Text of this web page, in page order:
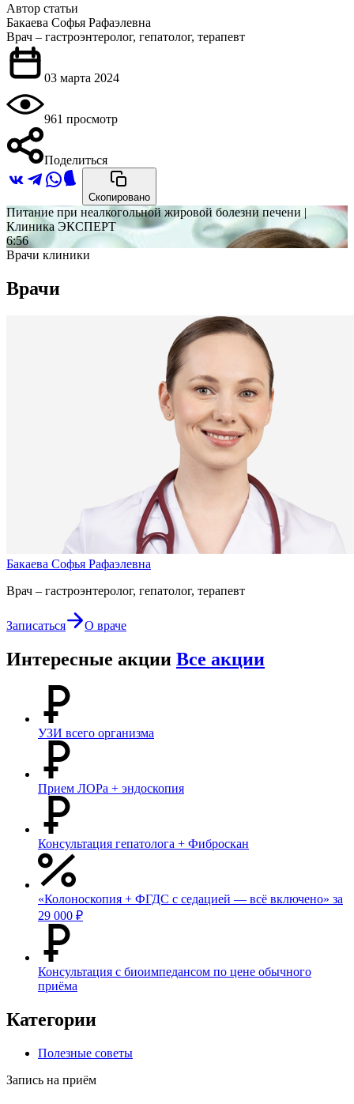
Автор статьи
Бакаева Софья Рафаэлевна
Врач – гастроэнтеролог, гепатолог, терапевт
03 марта 2024
961 просмотр
Поделиться
Скопировано
Питание при неалкогольной жировой болезни печени |
Клиника ЭКСПЕРТ
6:56
Врачи клиники
Врачи
Бакаева Софья Рафаэлевна
Врач – гастроэнтеролог, гепатолог, терапевт
Записаться О враче
Интересные акции Все акции
УЗИ всего организма
Прием ЛОРа + эндоскопия
Консультация гепатолога + Фиброскан
«Колоноскопия + ФГДС с седацией — всё включено» за
29 000 ₽
Консультация с биоимпедансом по цене обычного
приёма
Категории
Полезные советы
Запись на приём